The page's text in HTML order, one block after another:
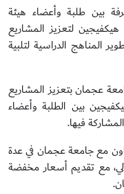
بين طلبة وأعضاء هيئة
لتعزيز المشاريع
المناهج الدراسية لتلبية
عجمان بتعزيز المشاريع
بين الطلبة وأعضاء
فيها.
مع جامعة عجمان في عدة
مع تقديم أسعار مخفضة